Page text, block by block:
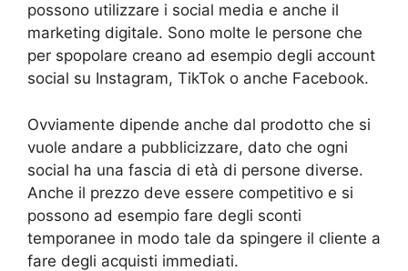
possono utilizzare i social media e anche il
marketing digitale. Sono molte le persone che
per spopolare creano ad esempio degli account
social su Instagram, TikTok o anche Facebook.
Ovviamente dipende anche dal prodotto che si
vuole andare a pubblicizzare, dato che ogni
social ha una fascia di età di persone diverse.
Anche il prezzo deve essere competitivo e si
possono ad esempio fare degli sconti
temporanee in modo tale da spingere il cliente a
fare degli acquisti immediati.